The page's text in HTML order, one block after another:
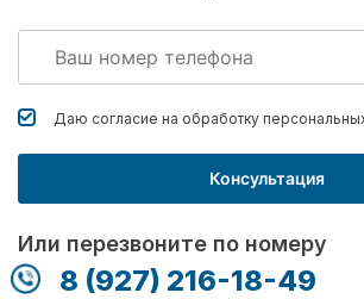
Даю согласие на обработку
Консультация
Или перезвоните по номеру
8 (927) 216-18-49